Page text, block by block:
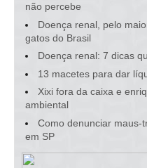
não percebe
Doença renal, pelo
gatos do Brasil
Doença renal: 7 dicas
13 macetes para dar
Xixi fora da caixa e
ambiental
Como denunciar maus-
em SP